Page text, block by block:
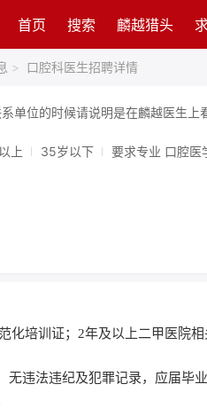
首页 搜索 麟越猎头
> 口腔科医生招聘详情
系单位的时候请说明是在麟越医生上
上 35岁以下 要求专业 口腔医
化培训证；2年及以上二甲医院相
无违法违纪及犯罪记录，应届毕